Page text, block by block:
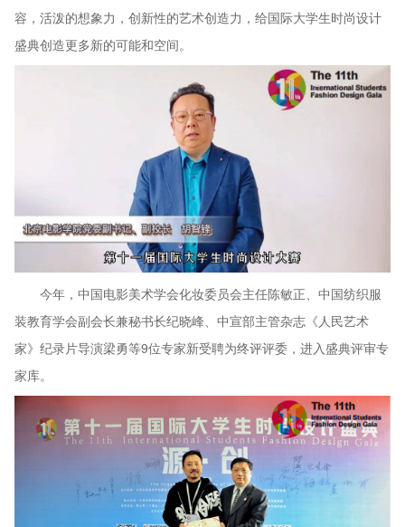
容，活泼的想象力，创新性的艺术创造力，给国际大学生时尚设计
盛典创造更多新的可能和空间。
今年，中国电影美术学会化妆委员会主任陈敏正、中国纺织服
装教育学会副会长兼秘书长纪晓峰、中宣部主管杂志《人民艺术
家》纪录片导演梁勇等9位专家新受聘为终评评委，进入盛典评审专
家库。